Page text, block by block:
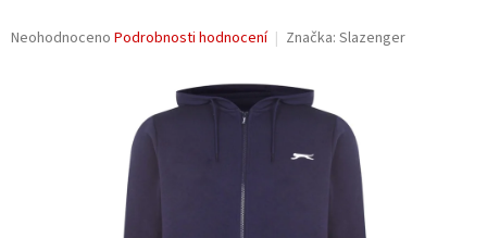
Průměrné
Neohodnoceno Podrobnosti hodnocení Značka: Slazenger